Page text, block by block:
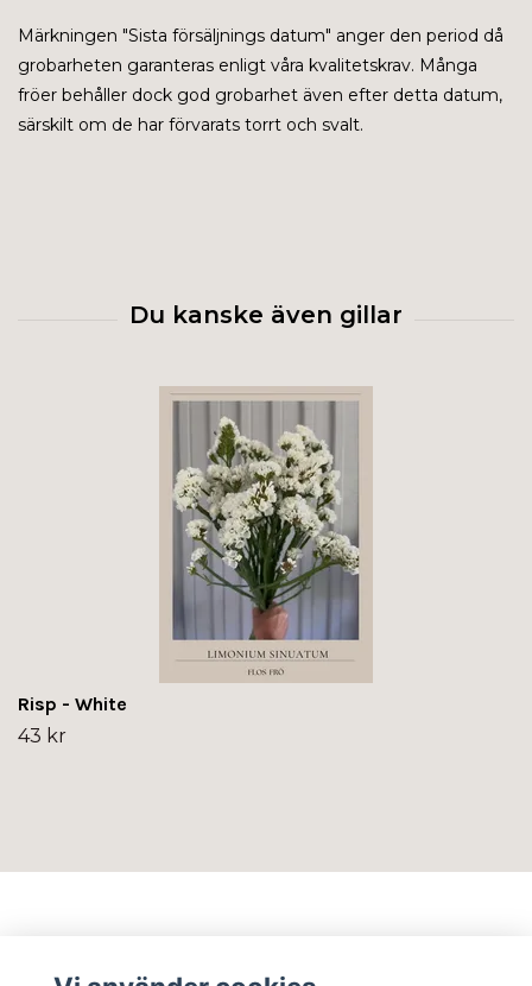
Märkningen "Sista försäljnings datum" anger den period då
grobarheten garanteras enligt våra kvalitetskrav. Många
fröer behåller dock god grobarhet även efter detta datum,
särskilt om de har förvarats torrt och svalt.
Risp - White
43 kr